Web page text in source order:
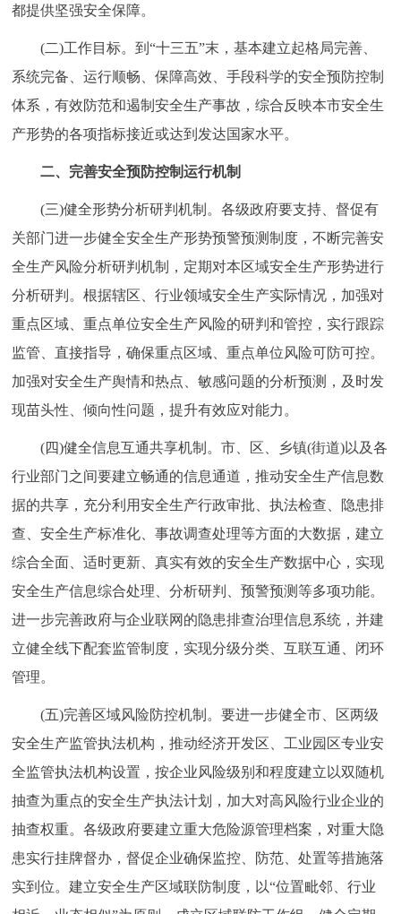
DEUTSCH FRANÇAIS РУССКИЙ ЯЗЫК
العربية PORTUGUÊS
回到顶部
都提供坚强安全保障。
(二)工作目标。到“十三五”末，基本建立起格局完善、
系统完备、运行顺畅、保障高效、手段科学的安全预防控制
体系，有效防范和遏制安全生产事故，综合反映本市安全生
产形势的各项指标接近或达到发达国家水平。
二、完善安全预防控制运行机制
(三)健全形势分析研判机制。各级政府要支持、督促有
关部门进一步健全安全生产形势预警预测制度，不断完善安
全生产风险分析研判机制，定期对本区域安全生产形势进行
分析研判。根据辖区、行业领域安全生产实际情况，加强对
重点区域、重点单位安全生产风险的研判和管控，实行跟踪
监管、直接指导，确保重点区域、重点单位风险可防可控。
加强对安全生产舆情和热点、敏感问题的分析预测，及时发
现苗头性、倾向性问题，提升有效应对能力。
(四)健全信息互通共享机制。市、区、乡镇(街道)以及各
行业部门之间要建立畅通的信息通道，推动安全生产信息数
据的共享，充分利用安全生产行政审批、执法检查、隐患排
查、安全生产标准化、事故调查处理等方面的大数据，建立
综合全面、适时更新、真实有效的安全生产数据中心，实现
安全生产信息综合处理、分析研判、预警预测等多项功能。
进一步完善政府与企业联网的隐患排查治理信息系统，并建
立健全线下配套监管制度，实现分级分类、互联互通、闭环
管理。
(五)完善区域风险防控机制。要进一步健全市、区两级
安全生产监管执法机构，推动经济开发区、工业园区专业安
全监管执法机构设置，按企业风险级别和程度建立以双随机
抽查为重点的安全生产执法计划，加大对高风险行业企业的
抽查权重。各级政府要建立重大危险源管理档案，对重大隐
患实行挂牌督办，督促企业确保监控、防范、处置等措施落
实到位。建立安全生产区域联防制度，以“位置毗邻、行业